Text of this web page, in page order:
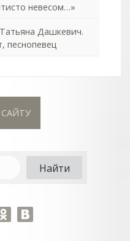
невесом…»
Дашкевич.
песнопевец